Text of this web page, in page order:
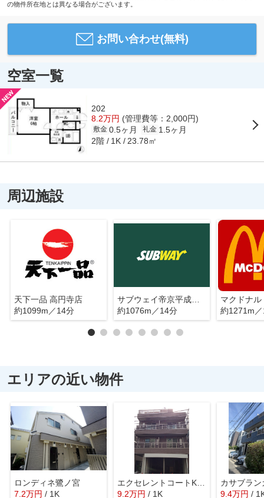
の物件所在地とは異なる場合がございます。
お問い合わせ(無料)
空室一覧
202
8.2万円 (管理費等：2,000円)
敷金 0.5ヶ月 礼金 1.5ヶ月
2階 1K 23.78㎡
周辺施設
天下一品 高円寺店
約1099m／14分
サブウェイ帝京平成大学中野キャンパス店
約1076m／14分
約1271m
エリアの近い物件
ロンディネ鷺ノ宮
7.2万円 / 1K
エクセレントコートK・S・T
9.2万円 / 1K
カサブラン
9.4万円 /